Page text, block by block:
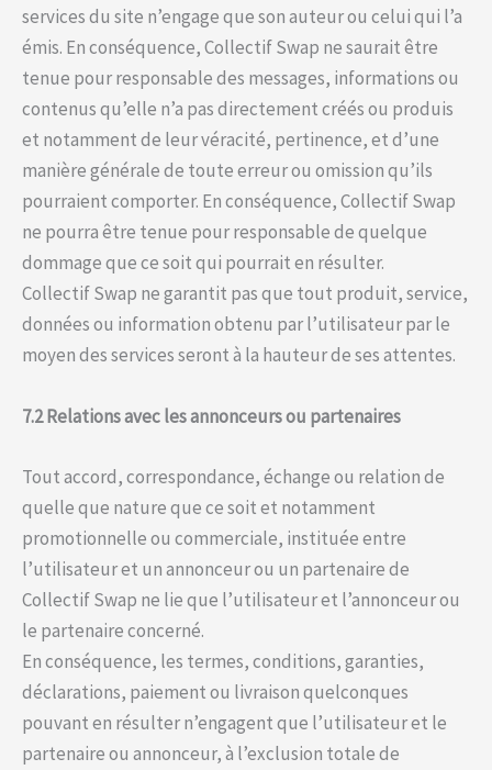
services du site n’engage que son auteur ou celui qui l’a
émis. En conséquence, Collectif Swap ne saurait être
tenue pour responsable des messages, informations ou
contenus qu’elle n’a pas directement créés ou produis
et notamment de leur véracité, pertinence, et d’une
manière générale de toute erreur ou omission qu’ils
pourraient comporter. En conséquence, Collectif Swap
ne pourra être tenue pour responsable de quelque
dommage que ce soit qui pourrait en résulter.
Collectif Swap ne garantit pas que tout produit, service,
données ou information obtenu par l’utilisateur par le
moyen des services seront à la hauteur de ses attentes.
7.2 Relations avec les annonceurs ou partenaires
Tout accord, correspondance, échange ou relation de
quelle que nature que ce soit et notamment
promotionnelle ou commerciale, instituée entre
l’utilisateur et un annonceur ou un partenaire de
Collectif Swap ne lie que l’utilisateur et l’annonceur ou
le partenaire concerné.
En conséquence, les termes, conditions, garanties,
déclarations, paiement ou livraison quelconques
pouvant en résulter n’engagent que l’utilisateur et le
partenaire ou annonceur, à l’exclusion totale de